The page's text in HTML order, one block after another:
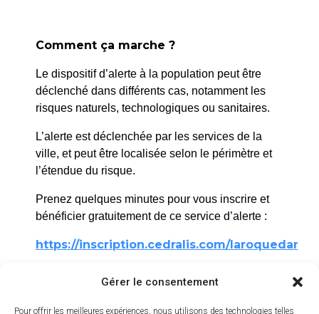
Gérer le consentement
Pour offrir les meilleures expériences, nous utilisons des technologies telles
La Roque d’Anthéron
2 avenue de l’Europe Unie,
04 42 95 70 70
Nous contacter
Horaires d'ouverture
Comment ça marche ?
Le dispositif d’alerte à la population peut être
déclenché dans différents cas, notamment les
risques naturels, technologiques ou sanitaires.
L’alerte est déclenchée par les services de la
ville, et peut être localisée selon le périmètre et
l’étendue du risque.
Prenez quelques minutes pour vous inscrire et
bénéficier gratuitement de ce service d’alerte :
https://inscription.cedralis.com/